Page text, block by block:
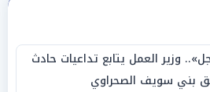
وزير العمل يتابع تداعيات حادث
بني سويف الصحراوي